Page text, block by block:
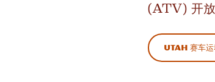
(ATV) 开放
Utah 赛车运